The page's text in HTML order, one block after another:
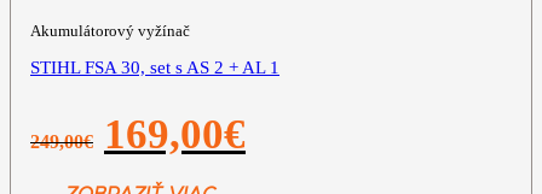
Akumulátorový vyžínač
STIHL FSA 30, set s AS 2 + AL 1
249,00€
Pôvodná
cena
249,00€.
169,00€